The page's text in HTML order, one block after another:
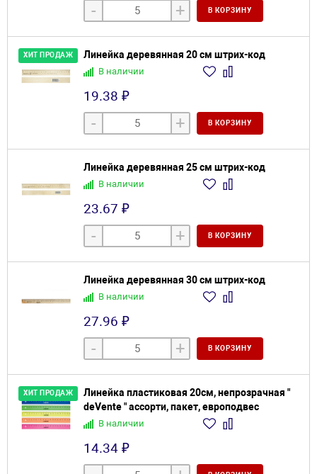
- + В КОРЗИНУ
ХИТ ПРОДАЖ Линейка деревянная 20 см штрих-код
В наличии
19.38 ₽
- + В КОРЗИНУ
Линейка деревянная 25 см штрих-код
В наличии
23.67 ₽
- + В КОРЗИНУ
Линейка деревянная 30 см штрих-код
В наличии
27.96 ₽
- + В КОРЗИНУ
ХИТ ПРОДАЖ
Линейка пластиковая 20см, непрозрачная "
deVente " ассорти, пакет, европодвес
В наличии
14.34 ₽